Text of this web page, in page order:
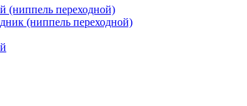
(ниппель переходной)
(ниппель переходной)